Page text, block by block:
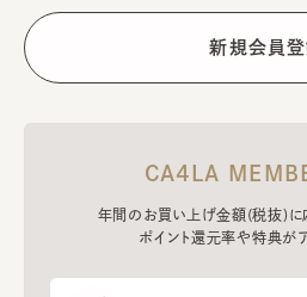
CA4LA
年間のお買い上げ金額(税抜)に
ポイント還元率や特典がア